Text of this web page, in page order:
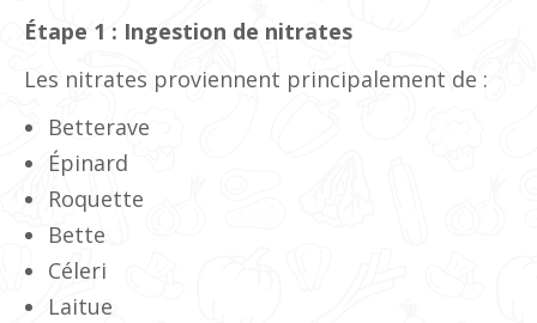
Étape 1 : Ingestion de nitrates
Les nitrates proviennent principalement de :
Betterave
Épinard
Roquette
Bette
Céleri
Laitue